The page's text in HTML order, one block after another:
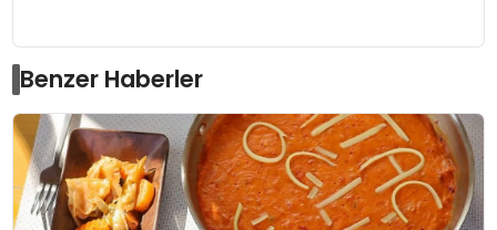
Benzer Haberler